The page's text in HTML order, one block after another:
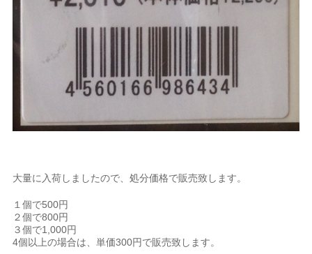
大量に入荷しましたので、処分価格で販売致します。
１個で500円
２個で800円
３個で1,000円
4個以上の場合は、単価300円で販売致します。